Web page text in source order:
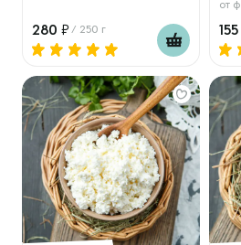
280 / 250 г
от
155